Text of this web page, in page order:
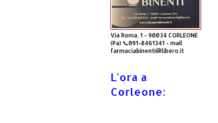
Via Roma, 1 - 90034 CORLEONE
(Pa) 📞091-8461341 - mail
farmaciabinenti@libero.it
L'ora a
Corleone: